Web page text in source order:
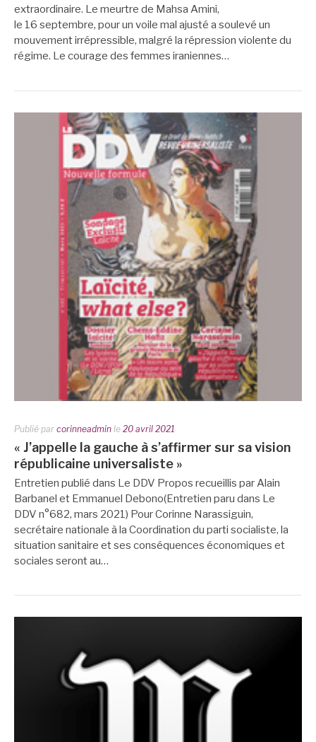
extraordinaire. Le meurtre de Mahsa Amini,
le 16 septembre, pour un voile mal ajusté a soulevé un
mouvement irrépressible, malgré la répression violente du
régime. Le courage des femmes iraniennes…
Publié par corinneadmin le 20 avril 2021
« J’appelle la gauche à s’affirmer sur sa vision
républicaine universaliste »
Entretien publié dans Le DDV Propos recueillis par Alain
Barbanel et Emmanuel Debono(Entretien paru dans Le
DDV n°682, mars 2021) Pour Corinne Narassiguin,
secrétaire nationale à la Coordination du parti socialiste, la
situation sanitaire et ses conséquences économiques et
sociales seront au…